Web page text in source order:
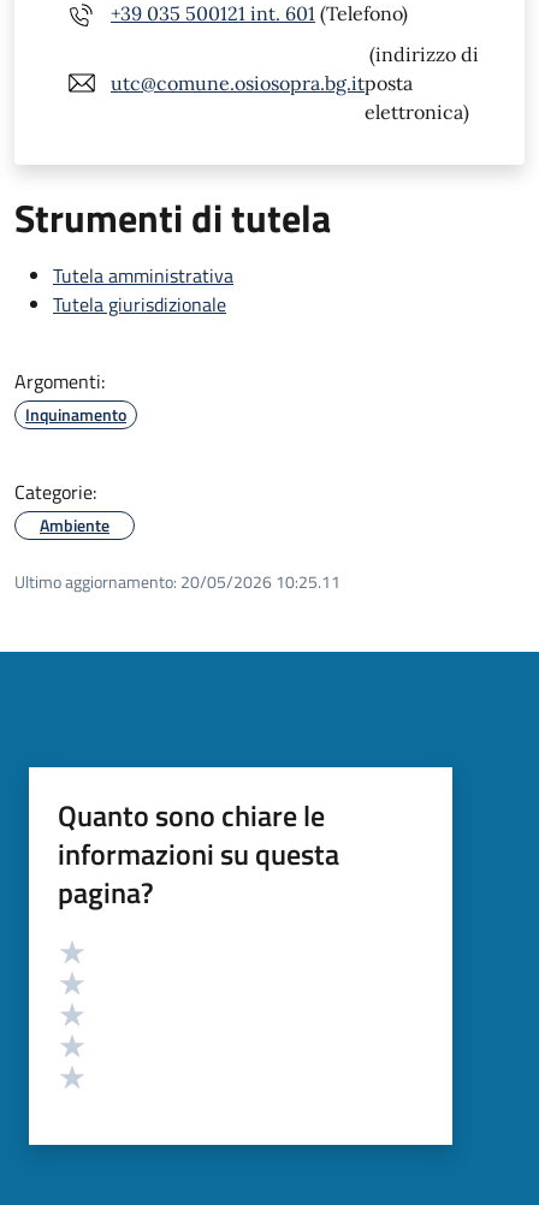
+39 035 500121 int. 601 (Telefono)
utc@comune.osiosopra.bg.it
(indirizzo di
posta
elettronica)
Strumenti di tutela
Tutela amministrativa
Tutela giurisdizionale
Argomenti:
Inquinamento
Categorie:
Ambiente
Ultimo aggiornamento: 20/05/2026 10:25.11
Quanto sono chiare le
informazioni su questa
pagina?
Valutazione